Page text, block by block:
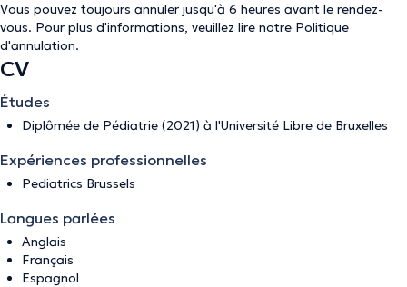
Vous pouvez toujours annuler jusqu'à 6 heures avant le rendez-
vous. Pour plus d'informations, veuillez lire notre Politique
d'annulation.
CV
Études
Diplômée de Pédiatrie (2021) à l'Université Libre de Bruxelles
Expériences professionnelles
Pediatrics Brussels
Langues parlées
Anglais
Français
Espagnol